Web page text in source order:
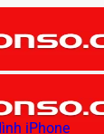
iPhone